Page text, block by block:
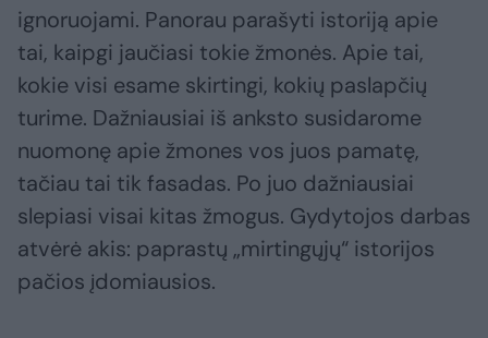
ignoruojami. Panorau parašyti istoriją apie
tai, kaipgi jaučiasi tokie žmonės. Apie tai,
kokie visi esame skirtingi, kokių paslapčių
turime. Dažniausiai iš anksto susidarome
nuomonę apie žmones vos juos pamatę,
tačiau tai tik fasadas. Po juo dažniausiai
slepiasi visai kitas žmogus. Gydytojos darbas
atvėrė akis: paprastų „mirtingųjų“ istorijos
pačios įdomiausios.